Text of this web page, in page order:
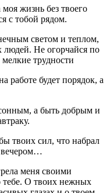
жизнь без твоего
с тобой рядом.
светом и теплом,
людей. Не огорчайся по
трудности
работе будет порядок, а
а быть добрым и
твоих сил, что набрал
вечером…
меня своими
тебе. О твоих нежных